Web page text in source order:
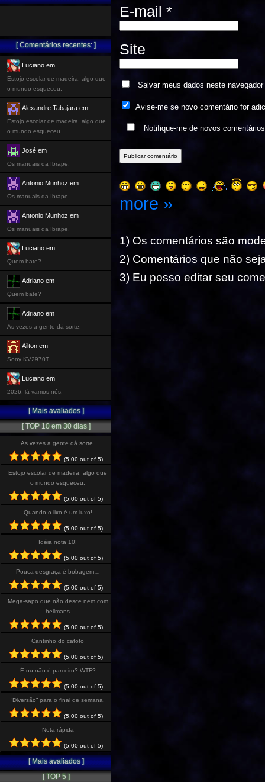
E-mail*
Site
Salvar meus dados neste
Avise-me se novo comentário for
Notifique-me de novos
more »
1) Os comentários são
2) Comentários que não
3) Eu posso editar seu
[ Comentários recentes: ]
Luciano em
Estojo escolar de madeira, algo que
o mundo esqueceu.
Alexandre Tabajara em
Estojo escolar de madeira, algo que
o mundo esqueceu.
José em
Os manuais da Ibrape.
Antonio Munhoz em
Os manuais da Ibrape.
Antonio Munhoz em
Os manuais da Ibrape.
Luciano em
Quem bate?
Adriano em
Quem bate?
Adriano em
As vezes a gente dá sorte.
Ailton em
Sony KV2970T
Luciano em
2026, lá vamos nós.
[ Mais avaliados ]
[ TOP 10 em 30 dias ]
As vezes a gente dá sorte.
(5,00 out of 5)
Estojo escolar de madeira, algo que
o mundo esqueceu.
(5,00 out of 5)
Quando o lixo é um luxo!
(5,00 out of 5)
Idéia nota 10!
(5,00 out of 5)
Pouca desgraça é bobagem…
(5,00 out of 5)
Mega-sapo que não desce nem com
hellmans
(5,00 out of 5)
Cantinho do cafofo
(5,00 out of 5)
É ou não é parceiro? WTF?
(5,00 out of 5)
“Diversão” para o final de semana.
(5,00 out of 5)
Nota rápida
(5,00 out of 5)
[ Mais avaliados ]
[ TOP 5 ]